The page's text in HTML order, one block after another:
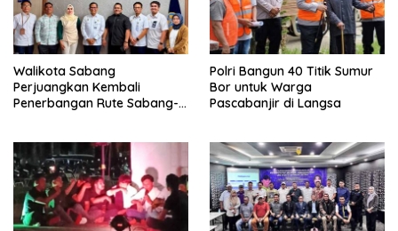
Walikota Sabang
Perjuangkan Kembali
Penerbangan Rute Sabang-
Polri Bangun 40 Titik Sumur
Bor untuk Warga
Pascabanjir di Langsa